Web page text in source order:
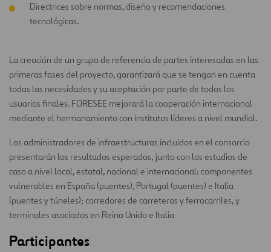
Directrices sobre normas, diseño y recomendaciones
tecnológicas.
La creación de un grupo de referencia de partes interesadas en las
primeras fases del proyecto, garantizará que se tengan en cuenta
todas las necesidades y su aceptación por parte de todos los
usuarios finales. FORESEE mejorará la cooperación internacional
mediante el hermanamiento con institutos líderes a nivel mundial.
Los administradores de infraestructuras incluidos en el consorcio
presentarán los resultados esperados, junto con los estudios de
caso a nivel local, estatal, nacional e internacional: componentes
vulnerables en España (puentes), Portugal (puentes) e Italia
(puentes y túneles); corredores de carreteras y ferrocarriles, y
terminales asociados en Reino Unido e Italia
Participantes